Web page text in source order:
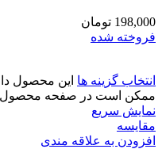
198,000 تومان
فروخته شده
انتخاب گزینه ها این محصول
ممکن است در صفحه محصول
نمایش سریع
مقايسه
افزودن به علاقه مندی